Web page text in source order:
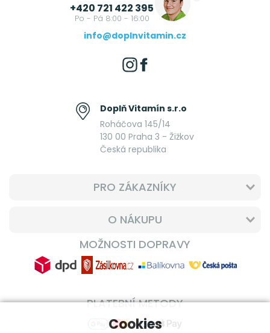
+420 721 422 395
Po - Pá 8:00 - 16:00
info@doplnvitamin.cz
Doplň Vitamín s.r.o
Roháčova 145/14
130 00 Praha 3 - Žižkov
Česká republika
PRO ZÁKAZNÍKY
O NÁKUPU
MOŽNOSTI DOPRAVY
PLATEBNÍ METODY
Cookies